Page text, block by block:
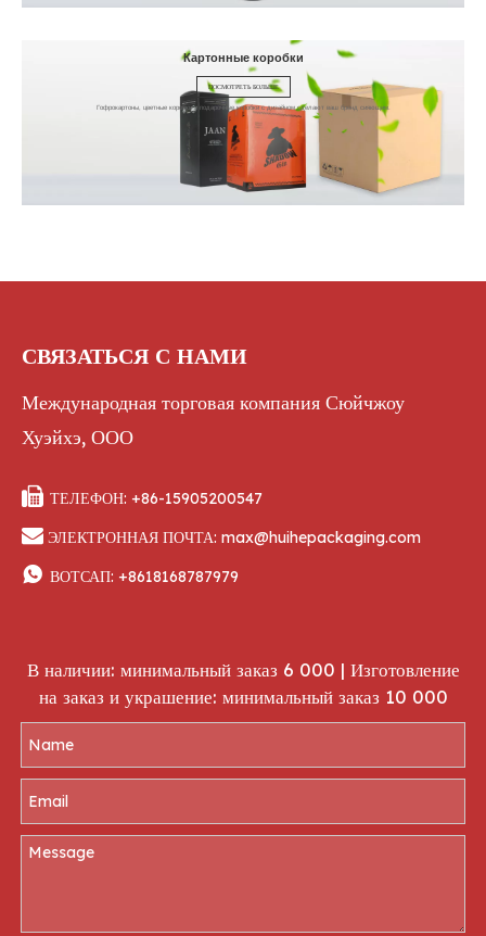
Картонные коробки
ПОСМОТРЕТЬ БОЛЬШЕ
Гофрокартоны, цветные коробки и подарочные коробки с дизайном сделают ваш бренд сияющим.
СВЯЗАТЬСЯ С НАМИ
Международная торговая компания Сюйчжоу
Хуэйхэ, ООО
 ТЕЛЕФОН: +86-15905200547
 ЭЛЕКТРОННАЯ ПОЧТА: max@huihepackaging.com
 ВОТСАП: +8618168787979
В наличии: минимальный заказ 6 000 | Изготовление
на заказ и украшение: минимальный заказ 10 000